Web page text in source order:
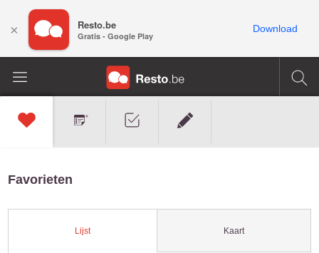
Favorieten
Lijst Kaart
× Resto.be
Gratis - Google Play
Download